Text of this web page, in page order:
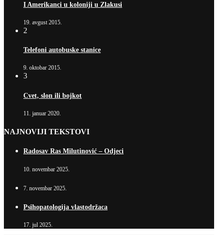
I Amerikanci u koloniji u Zlakusi
19. avgust 2015.
2
Telefoni autobuske stanice
9. oktobar 2015.
3
Cvet, slon ili bojkot
11. januar 2020.
NAJNOVIJI TEKSTOVI
Radosav Ras Milutinović – Odjeci
10. novembar 2025.
7. novembar 2025.
Psihopatologija vlastodržaca
17. jul 2025.